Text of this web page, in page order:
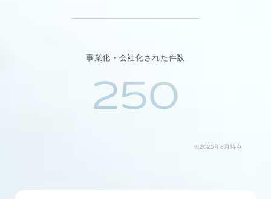
事業化・会社化された件数
250
※2025年8月時点